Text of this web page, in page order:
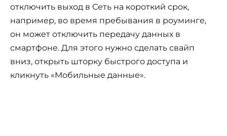
отключить выход в Сеть на короткий срок,
например, во время пребывания в роуминге,
он может отключить передачу данных в
смартфоне. Для этого нужно сделать свайп
вниз, открыть шторку быстрого доступа и
кликнуть «Мобильные данные».